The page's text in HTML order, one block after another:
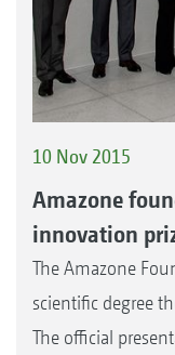
10 Nov 2015
Amazone
innovation
The Amazone
scientific degree
The official